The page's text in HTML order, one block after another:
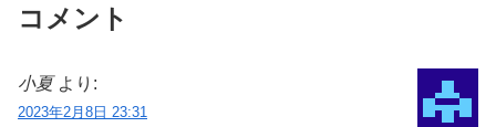
コメント
小夏 より:
2023年2月8日 23:31